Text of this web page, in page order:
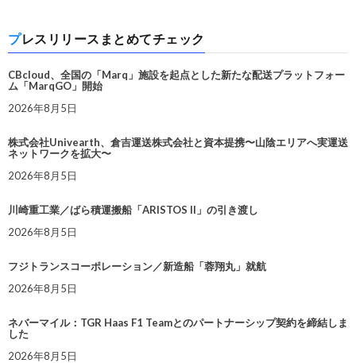
プレスリリースまとめてチェック
CBcloud、全国の「Marq」施設を起点とした新たな配送プラットフォー
ム「MarqGO」開始
2026年8月5日
株式会社Univearth、倉吉運送株式会社と資本提携〜山陰エリアへ実運送
ネットワークを拡大〜
2026年8月5日
川崎重工業／ばら積運搬船「ARISTOS II」の引き渡し
2026年8月5日
フジトランスコーポレーション／新造船「蓉翔丸」就航
2026年8月5日
ネバーマイル：TGR Haas F1 Teamとのパートナーシップ契約を締結しま
した
2026年8月5日